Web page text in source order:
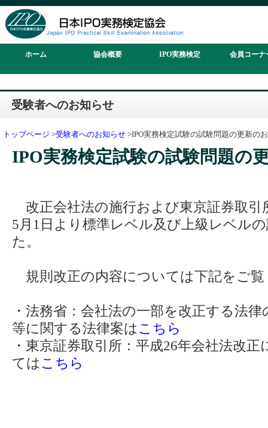
ホーム 協会概要 IPO実務検定 会員コーナ
受験者へのお知らせ
トップページ >受験者へのお知らせ >IPO実務検定試験の試験問題の更新の
IPO実務検定試験の試験問題の
改正会社法の施行および東京証券取引
5月1日より標準レベル及び上級レベル
た。
規則改正の内容については下記をご
・法務省：会社法の一部を改正する法
等に関する法律案はこちら
・東京証券取引所：平成26年会社法改
てはこちら